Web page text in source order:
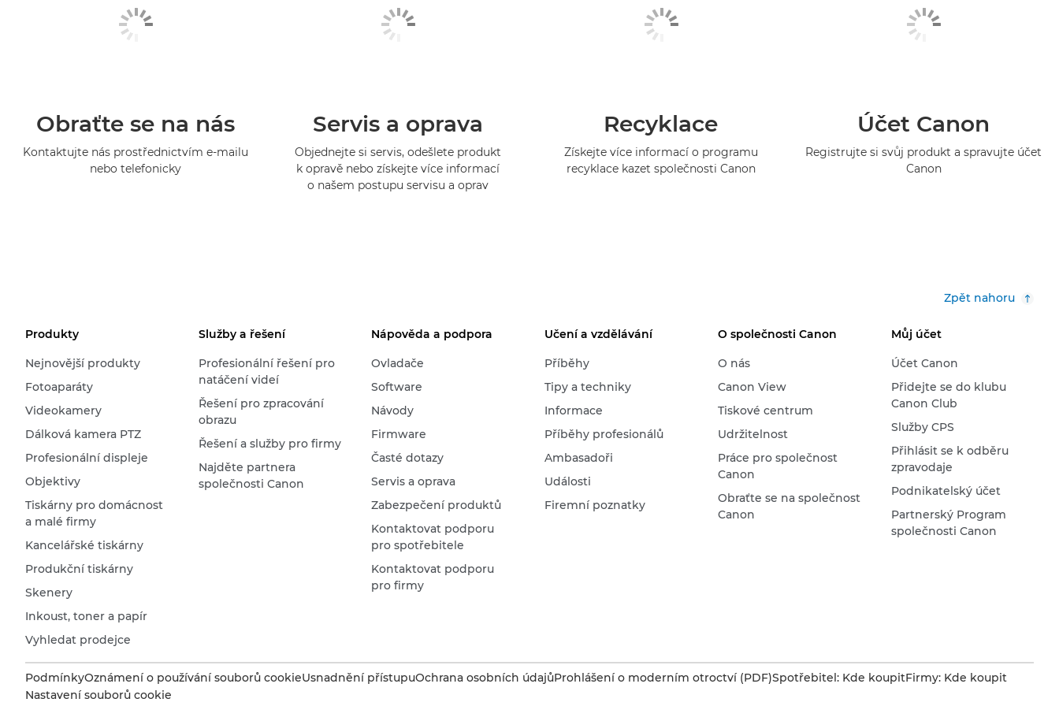
Obraťte se na nás
Kontaktujte nás prostřednictvím e-mailu
nebo telefonicky
Servis a oprava
Objednejte si servis, odešlete produkt
k opravě nebo získejte více informací
o našem postupu servisu a oprav
Recyklace
Získejte více informací o programu
recyklace kazet společnosti Canon
Účet Canon
Registrujte si svůj produkt a spravujte účet
Canon
Zpět nahoru
Produkty
Nejnovější produkty
Fotoaparáty
Videokamery
Dálková kamera PTZ
Profesionální displeje
Objektivy
Tiskárny pro domácnost
a malé firmy
Kancelářské tiskárny
Produkční tiskárny
Skenery
Inkoust, toner a papír
Vyhledat prodejce
Služby a řešení
Profesionální řešení pro
natáčení videí
Řešení pro zpracování
obrazu
Řešení a služby pro firmy
Najděte partnera
společnosti Canon
Nápověda a podpora
Ovladače
Software
Návody
Firmware
Časté dotazy
Servis a oprava
Zabezpečení produktů
Kontaktovat podporu
pro spotřebitele
Kontaktovat podporu
pro firmy
Učení a vzdělávání
Příběhy
Tipy a techniky
Informace
Příběhy profesionálů
Ambasadoři
Události
Firemní poznatky
O společnosti Canon
O nás
Canon View
Tiskové centrum
Udržitelnost
Práce pro společnost
Canon
Obraťte se na společnost
Canon
Můj účet
Účet Canon
Přidejte se do klubu
Canon Club
Služby CPS
Přihlásit se k odběru
zpravodaje
Podnikatelský účet
Partnerský Program
společnosti Canon
PodmínkyOznámení o používání souborů cookieUsnadnění přístupuOchrana osobních údajůProhlášení o moderním otroctví (PDF)Spotřebitel: Kde koupitFirmy: Kde koupit
Nastavení souborů cookie